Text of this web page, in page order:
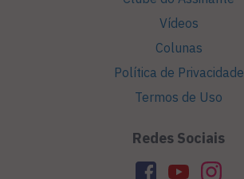
Vídeos
Colunas
Política de Privacidade
Termos de Uso
Redes Sociais